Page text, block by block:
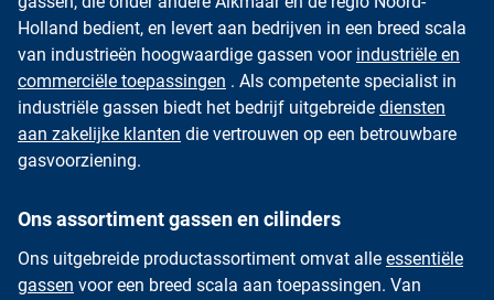
Holland bedient, en levert aan bedrijven in een breed scala
van industrieën hoogwaardige gassen voor industriële en
commerciële toepassingen . Als competente specialist in
industriële gassen biedt het bedrijf uitgebreide diensten
aan zakelijke klanten die vertrouwen op een betrouwbare
gasvoorziening.
Ons assortiment gassen en cilinders
Ons uitgebreide productassortiment omvat alle essentiële
gassen voor een breed scala aan toepassingen. Van